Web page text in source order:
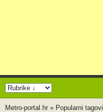
Metro-portal.hr » Popularni tagovi